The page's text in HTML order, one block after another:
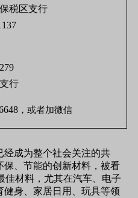
税区支行
行
，或者加微信
经成为整个社会关注的共
、节能的创新材料，被看
佳材料，尤其在汽车、电子
身、家居日用、玩具等领